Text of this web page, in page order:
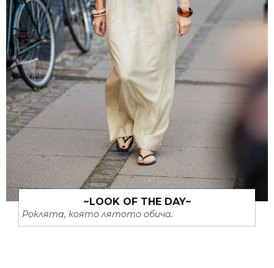
~LOOK OF THE DAY~
Роклята, която лятото обича.